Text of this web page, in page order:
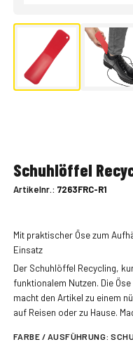
Schuhlöffel
Artikelnr.: 7263FRC-R1
Mit praktischer Öse zum
Einsatz
Der Schuhlöffel Recycling,
funktionalem Nutzen. Die
macht den Artikel zu einem
auf Reisen oder zu Hause.
FARBE / AUSFÜHRUNG: